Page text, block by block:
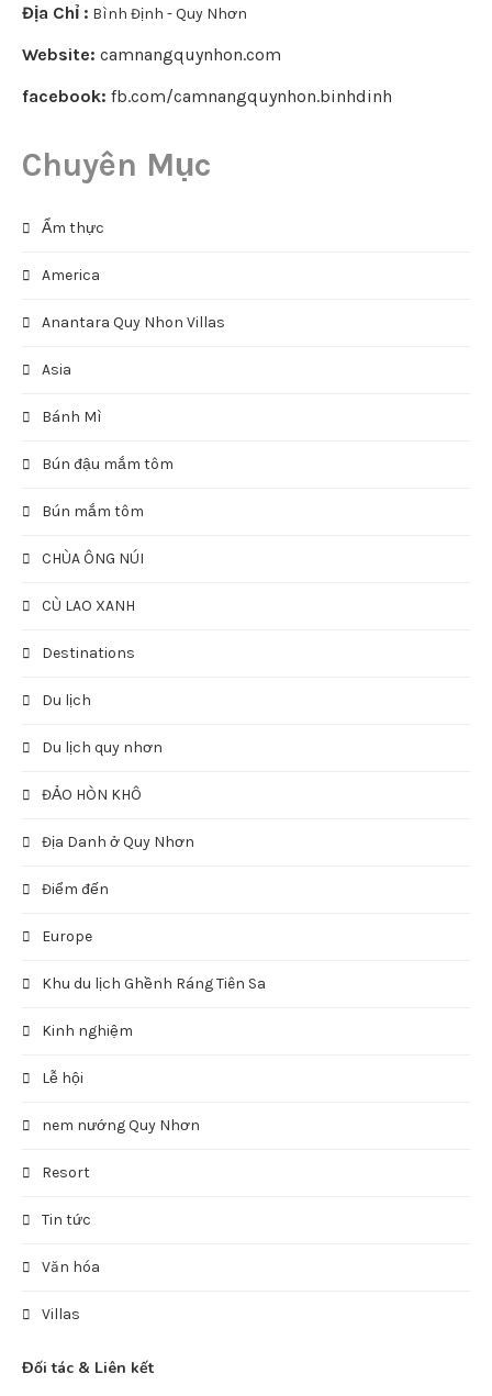
Địa Chỉ : Bình Định - Quy Nhơn
Website: camnangquynhon.com
facebook: fb.com/camnangquynhon.binhdinh
Chuyên Mục
Ẩm thực
America
Anantara Quy Nhon Villas
Asia
Bánh Mì
Bún đậu mắm tôm
Bún mắm tôm
CHÙA ÔNG NÚI
CÙ LAO XANH
Destinations
Du lịch
Du lịch quy nhơn
ĐẢO HÒN KHÔ
Địa Danh ở Quy Nhơn
Điểm đến
Europe
Khu du lịch Ghềnh Ráng Tiên Sa
Kinh nghiệm
Lễ hội
nem nướng Quy Nhơn
Resort
Tin tức
Văn hóa
Villas
Đối tác & Liên kết